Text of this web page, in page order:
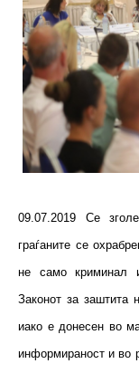
09.07.2019 Се
граѓаните се
не само криминал
Законот за заштита
иако е донесен во
информираност и во